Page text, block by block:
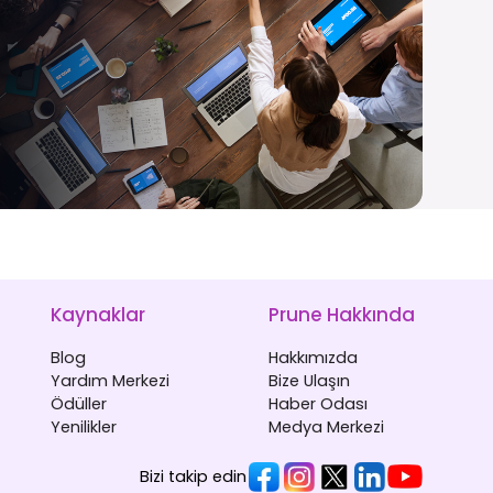
Kaynaklar
Blog
Yardım Merkezi
Ödüller
Yenilikler
Prune Hakkında
Hakkımızda
Bize Ulaşın
Haber Odası
Medya Merkezi
Bizi takip edin